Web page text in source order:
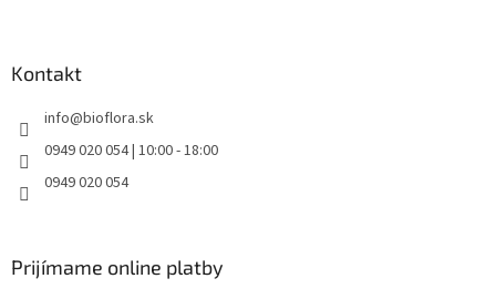
Kontakt
info@bioflora.sk
0949 020 054 | 10:00 - 18:00
0949 020 054
Prijímame online platby